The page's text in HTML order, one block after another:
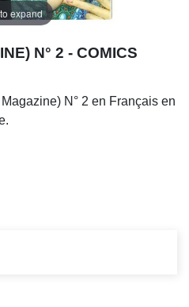
expand
N° 2 - COMICS
N° 2 en Français en